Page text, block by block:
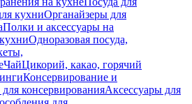
кухниОрганайзеры для
Полки и аксессуары на
Одноразовая посуда,
ЧайЦикорий, какао, горячий
Консервирование и
консервированияАксессуары для